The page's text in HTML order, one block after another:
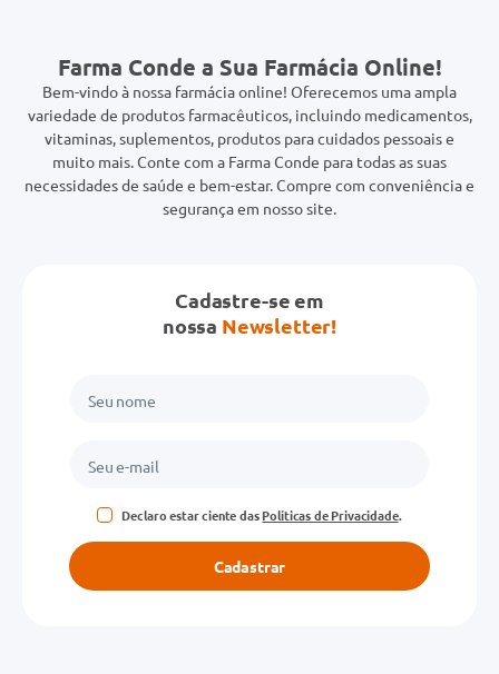
Farma Conde a Sua Farmácia Online!
Bem-vindo à nossa farmácia online! Oferecemos uma ampla
variedade de produtos farmacêuticos, incluindo medicamentos,
vitaminas, suplementos, produtos para cuidados pessoais e
muito mais. Conte com a Farma Conde para todas as suas
necessidades de saúde e bem-estar. Compre com conveniência e
segurança em nosso site.
Cadastre-se em
nossa Newsletter!
Declaro estar ciente dasPolíticas de Privacidade.
Cadastrar